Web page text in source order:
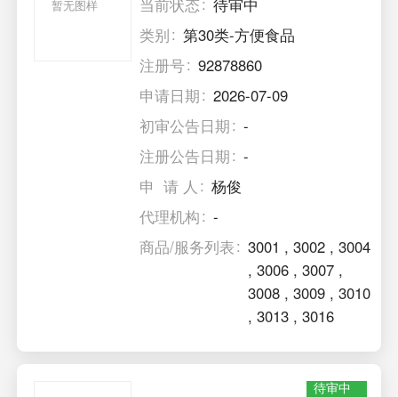
暂无图样
类别
第30类-方便食品
注册号
92878860
申请日期
2026-07-09
初审公告日期
-
注册公告日期
-
申 请 人
杨俊
代理机构
-
商品/服务列表
3001 ,3002 ,3004
,3006 ,3007 ,
3008 ,3009 ,3010
,3013 ,3016
待审中